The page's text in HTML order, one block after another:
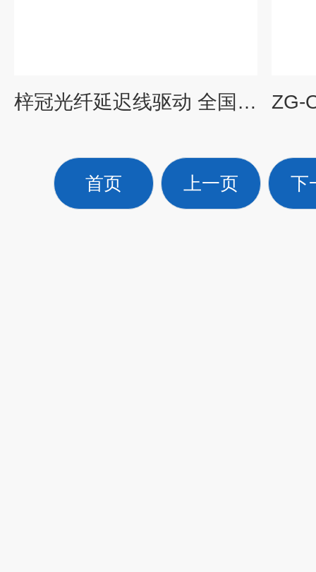
梓冠光纤延迟线驱动 全国供应
首页 上一页 下